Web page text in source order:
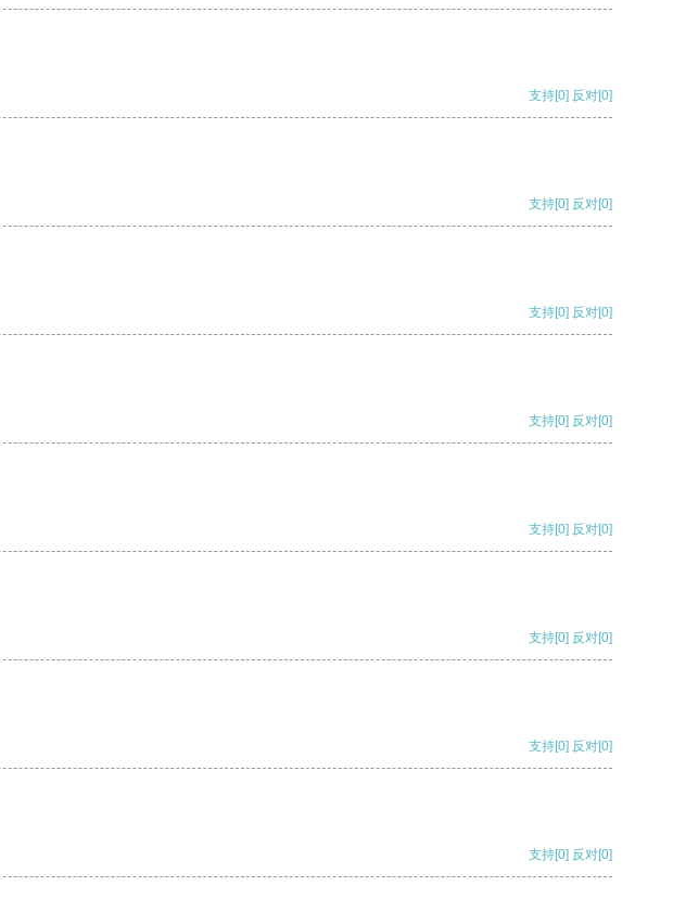
支持[0] 反对[0]
支持[0] 反对[0]
支持[0] 反对[0]
支持[0] 反对[0]
支持[0] 反对[0]
支持[0] 反对[0]
支持[0] 反对[0]
支持[0] 反对[0]